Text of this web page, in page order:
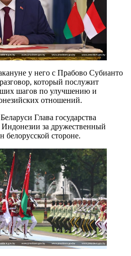
у него с Прабово Субианто
который послужит
шагов по улучшению и
отношений.
Глава государства
за дружественный
белорусской стороне.